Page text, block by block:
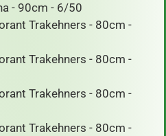
- 90cm - 6/50
Trakehners - 80cm -
Trakehners - 80cm -
Trakehners - 80cm -
Trakehners - 80cm -